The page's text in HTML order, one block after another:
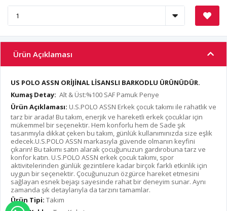
Ürün Açıklaması
US POLO ASSN ORİJİNAL LİSANSLI BARKODLU ÜRÜNÜDÜR.
Kumaş Detay: Alt & Üst:%100 SAF Pamuk Penye
Ürün Açıklaması: U.S.POLO ASSN Erkek çocuk takımı ile rahatlık ve
tarz bir arada! Bu takım, enerjik ve hareketli erkek çocuklar için
mükemmel bir seçenektir. Hem konforlu hem de Sade şık
tasarımıyla dikkat çeken bu takım, günlük kullanımınızda size eşlik
edecek.U.S.POLO ASSN markasıyla güvende olmanın keyfini
çıkarın! Bu takımı satın alarak çocuğunuzun gardırobuna tarz ve
konfor katın. U.S.POLO ASSN erkek çocuk takımı, spor
aktivitelerinden günlük gezintilere kadar birçok farklı etkinlik için
uygun bir seçenektir. Çocuğunuzun özgürce hareket etmesini
sağlayan esnek bejaşı sayesinde rahat bir deneyim sunar. Aynı
zamanda şık detaylarıyla da tarzını tamamlar.
Ürün Tipi: Takım